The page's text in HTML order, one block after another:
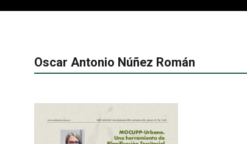
Oscar Antonio Núñez Román